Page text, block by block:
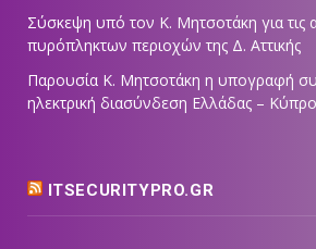
Σύσκεψη υπό τον Κ. Μητσοτάκη για τις
πυρόπληκτων περιοχών της Δ. Αττικής
Παρουσία Κ. Μητσοτάκη η υπογραφή
ηλεκτρική διασύνδεση Ελλάδας –
ITSECURITYPRO.GR